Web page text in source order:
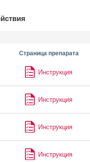
Страница препарата
Инструкция
Инструкция
Инструкция
Инструкция